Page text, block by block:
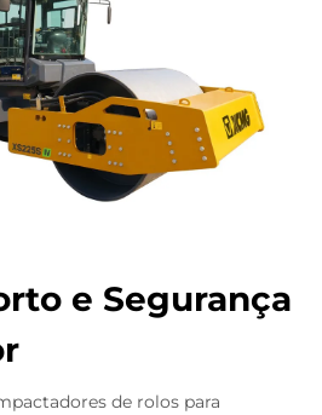
e Segurança
de rolos para